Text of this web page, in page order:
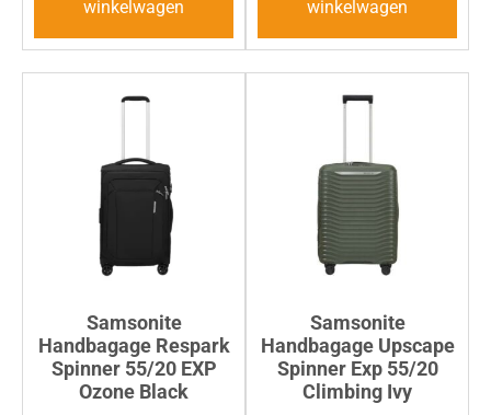
winkelwagen
winkelwagen
Samsonite
Handbagage Respark
Spinner 55/20 EXP
Ozone Black
Samsonite
Handbagage Upscape
Spinner Exp 55/20
Climbing Ivy